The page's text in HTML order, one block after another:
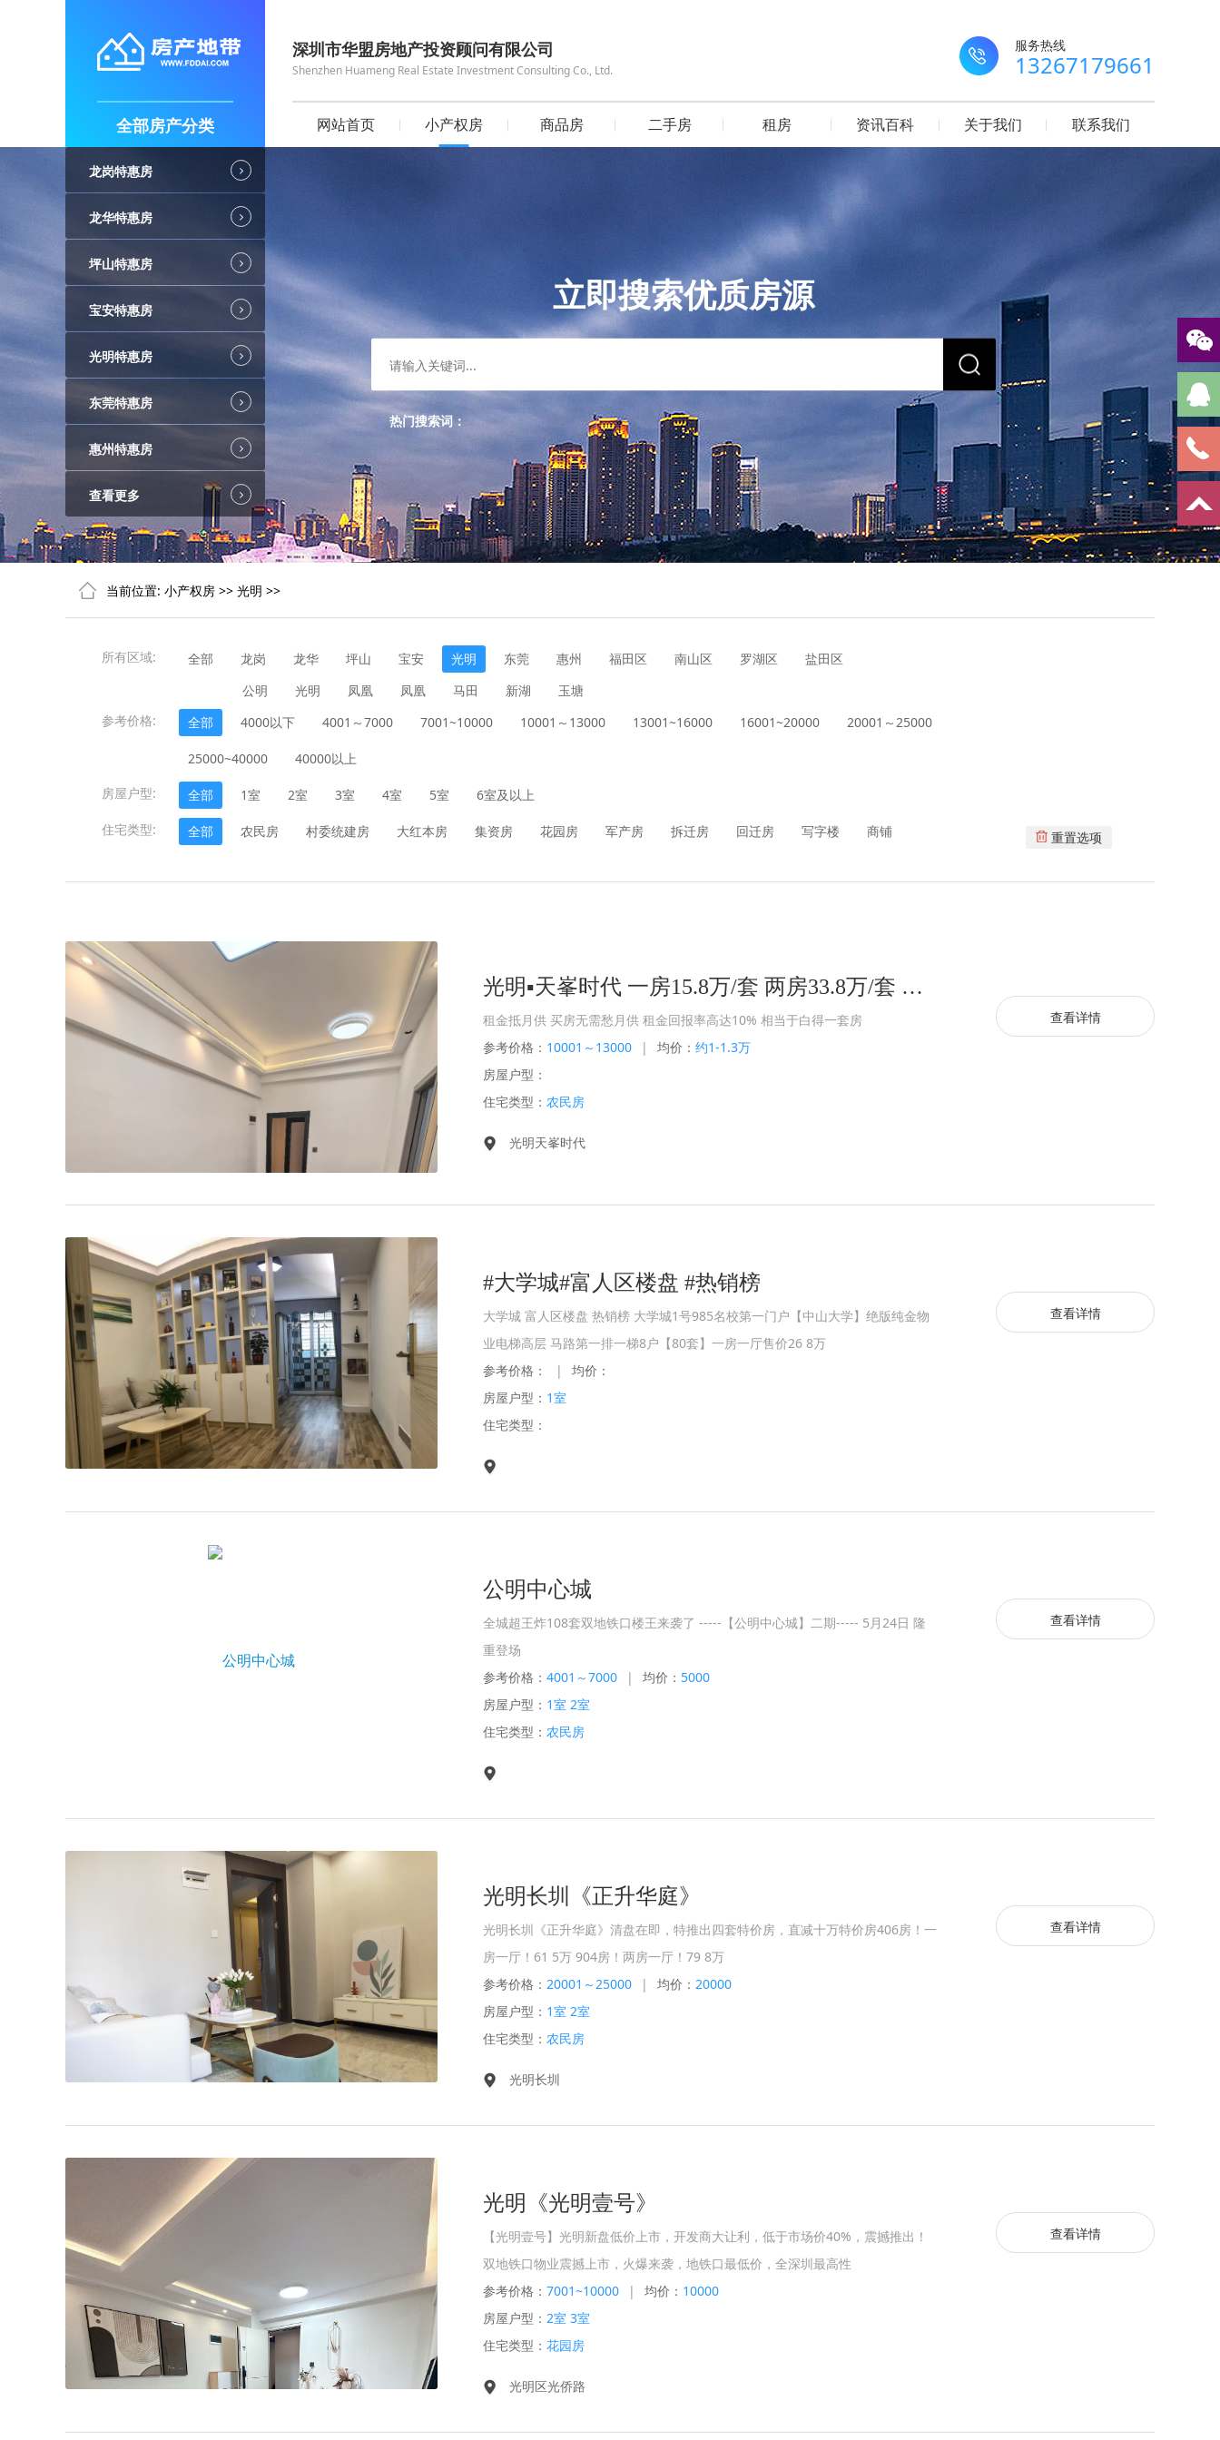
全部房产分类
龙岗特惠房
龙华特惠房
坪山特惠房
宝安特惠房
光明特惠房
东莞特惠房
惠州特惠房
查看更多
深圳市华盟房地产投资顾问有限公司
Shenzhen Huameng Real Estate Investment Consulting Co., Ltd.
服务热线
13267179661
网站首页 小产权房 商品房 二手房 租房 资讯百科 关于我们 联系我们
立即搜索优质房源
热门搜索词：
当前位置: 小产权房 >> 光明 >>
所有区域: 全部 龙岗 龙华 坪山 宝安
光明
公明
光明 凤凰 凤凰 马田 新湖 玉塘
东莞 惠州 福田区 南山区 罗湖区 盐田区
参考价格: 全部 4000以下 4001～7000 7001~10000 10001～13000 13001~16000 16001~20000 20001～25000
25000~40000
40000以上
房屋户型:
全部 1室 2室 3室 4室 5室
6室及以上
住宅类型:
全部 农民房 村委统建房 大红本房 集资房 花园房 军产房 拆迁房 回迁房 写字楼 商铺 重置选项
光明▪天峯时代 一房15.8万/套 两房33.8万/套 三房39.8万/套
租金抵月供 买房无需愁月供 租金回报率高达10% 相当于白得一套房
参考价格： 10001～13000 | 均价： 约1-1.3万
房屋户型：
住宅类型： 农民房
光明天峯时代
查看详情
#大学城#富人区楼盘 #热销榜
大学城 富人区楼盘 热销榜 大学城1号985名校第一门户【中山大学】绝版纯金物
业电梯高层 马路第一排一梯8户【80套】一房一厅售价26 8万
参考价格：
|
均价：
房屋户型： 1室
住宅类型：
查看详情
公明中心城
全城超王炸108套双地铁口楼王来袭了 -----【公明中心城】二期----- 5月24日 隆
重登场
参考价格： 4001～7000 | 均价： 5000
房屋户型： 1室 2室
住宅类型： 农民房
查看详情
光明长圳《正升华庭》
­­­­光明长圳《正升华庭》清盘在即，特推出四套特价房，直减十万特价房406房！一
房一厅！61 5万 904房！两房一厅！79 8万
参考价格： 20001～25000 | 均价： 20000
房屋户型： 1室 2室
住宅类型： 农民房
光明长圳
查看详情
光明《光明壹号》
【光明壹号】光明新盘低价上市，开发商大让利，低于市场价40%，震撼推出！
双地铁口物业震撼上市，火爆来袭，地铁口最低价，全深圳最高性
参考价格： 7001~10000 | 均价： 10000
房屋户型： 2室 3室
住宅类型： 花园房
光明区光侨路
查看详情